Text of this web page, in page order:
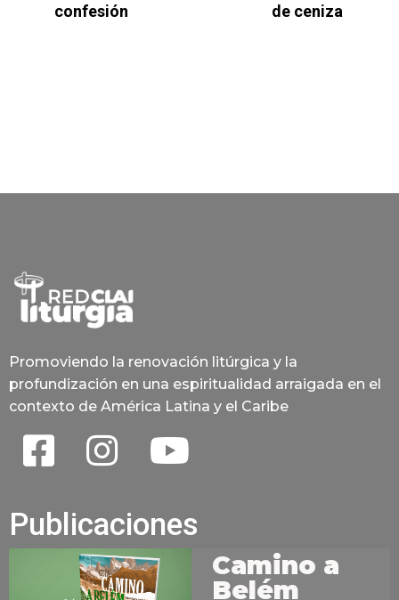
confesión
de ceniza
Promoviendo la renovación litúrgica y la
profundización en una espiritualidad arraigada en el
contexto de América Latina y el Caribe
Publicaciones
Camino a
Belém